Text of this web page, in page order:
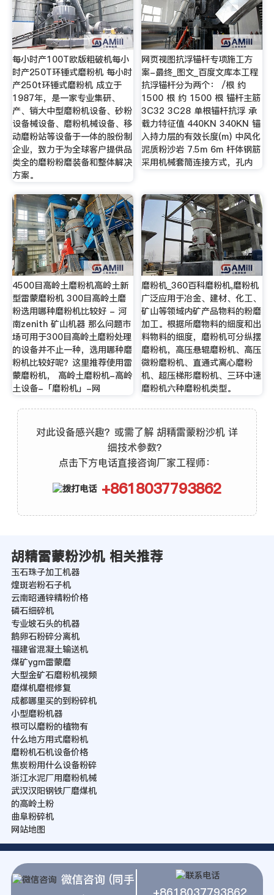
每小时产100T欧版粗破机每小
时产250T环锤式磨粉机 每小时
产250t环锤式磨粉机 成立于
1987年，是一家专业集研、
产、销大中型磨粉机设备、砂粉
设备械设备、磨粉机械设备、移
动磨粉站等设备于一体的股份制
企业，致力于为全球客户提供品
类全的磨粉粉磨装备和整体解决
方案。
网页视图抗浮锚杆专项施工方
案-最终_图文_百度文库本工程
抗浮锚杆分为两个： /根 约
1500 根 约 1500 根 锚杆主筋
3C32 3C28 单根锚杆抗浮 承
载力特征值 440KN 340KN 锚
入持力层的有效长度(m) 中风化
泥质粉沙岩 7.5m 6m 杆体钢筋
采用机械套筒连接方式，孔内
4500目高岭土磨粉机高岭土新
型雷蒙磨粉机 300目高岭土磨
粉选用哪种磨粉机比较好 - 河
南zenith 矿山机器 那么问题市
场可用于300目高岭土磨粉处理
的设备并不止一种，选用哪种磨
粉机比较好呢？这里推荐使用雷
蒙磨粉机， 高岭土磨粉机-高岭
土设备-「磨粉机」-网
磨粉机_360百科磨粉机,磨粉机
广泛应用于冶金、建材、化工、
矿山等领域内矿产品物料的粉磨
加工。根据所磨物料的细度和出
料物料的细度，磨粉机可分纵摆
磨粉机，高压悬辊磨粉机、高压
微粉磨粉机、直通式离心磨粉
机、超压梯形磨粉机、三环中速
磨粉机六种磨粉机类型。
对此设备感兴趣？或需了解 胡精雷蒙粉沙机 详
细技术参数？
点击下方电话直接咨询厂家工程师：
+8618037793862
胡精雷蒙粉沙机 相关推荐
玉石珠子加工机器
煌斑岩粉石子机
云南昭通锌精粉价格
磷石细碎机
专业坡石头的机器
鹅卵石粉碎分离机
福建省混凝土输送机
煤矿ygm雷蒙磨
大型金矿石磨粉机视频
磨煤机磨棍修复
成都哪里买的到粉碎机
小型磨粉机器
根可以磨粉的植物有
什么地方用式磨粉机
磨粉机石机设备价格
焦炭粉用什么设备粉碎
浙江水泥厂用磨粉机械
武汉汉阳钢铁厂磨煤机
的高岭土粉
曲阜粉碎机
网站地图
微信咨询 (同手